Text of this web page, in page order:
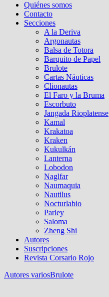
Quiénes somos
Contacto
Secciones
A la Deriva
Argonautas
Balsa de Totora
Barquito de Papel
Brulote
Cartas Náuticas
Clionautas
El Faro y la Bruma
Escorbuto
Jangada Rioplatense
Kamal
Krakatoa
Kraken
Kukulkán
Lanterna
Lobodon
Naglfar
Naumaquia
Nautilus
Nocturlabio
Parley
Saloma
Zheng Shi
Autores
Suscripciones
Revista Corsario Rojo
Autores variosBrulote